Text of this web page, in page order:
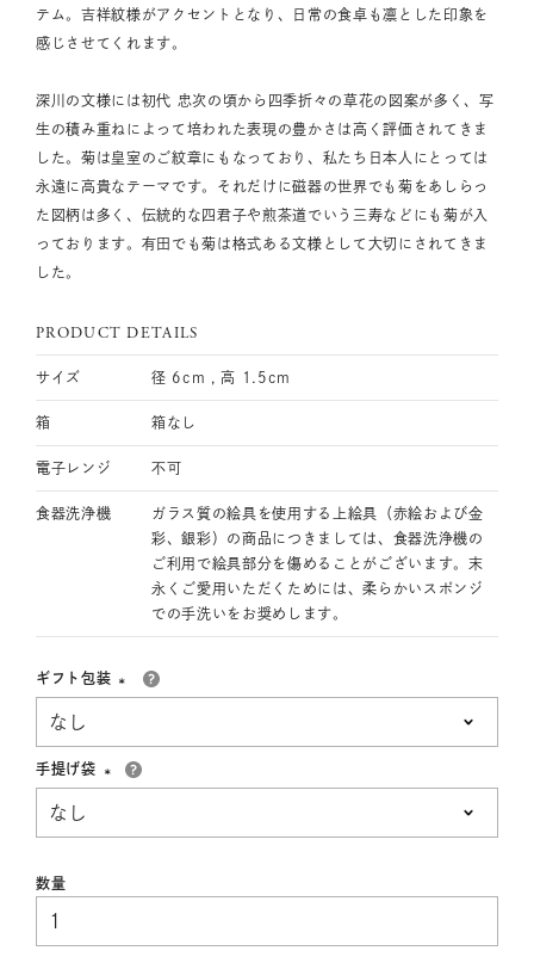
テム。吉祥紋様がアクセントとなり、日常の食卓も凛とした印象を
感じさせてくれます。
深川の文様には初代 忠次の頃から四季折々の草花の図案が多く、写
生の積み重ねによって培われた表現の豊かさは高く評価されてきま
した。菊は皇室のご紋章にもなっており、私たち日本人にとっては
永遠に高貴なテーマです。それだけに磁器の世界でも菊をあしらっ
た図柄は多く、伝統的な四君子や煎茶道でいう三寿などにも菊が入
っております。有田でも菊は格式ある文様として大切にされてきま
した。
PRODUCT DETAILS
サイズ 径 6cm , 高 1.5cm
箱 箱なし
電子レンジ 不可
食器洗浄機
ガラス質の絵具を使用する上絵具（赤絵および金
彩、銀彩）の商品につきましては、食器洗浄機の
ご利用で絵具部分を傷めることがございます。末
永くご愛用いただくためには、柔らかいスポンジ
での手洗いをお奨めします。
ギフト包装
手提げ袋